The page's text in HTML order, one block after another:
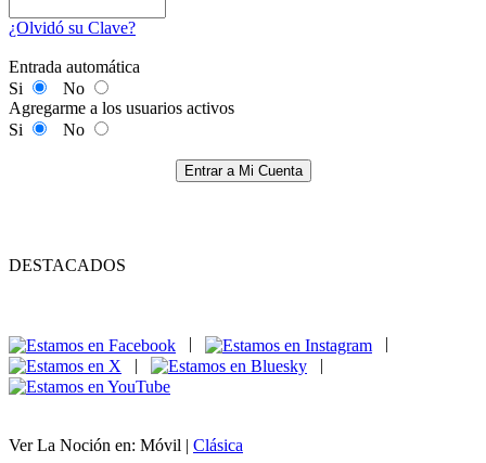
¿Olvidó su Clave?
Entrada automática
Si
No
Agregarme a los usuarios activos
Si
No
Entrar a Mi Cuenta
DESTACADOS
|
|
Ver La Noción en: Móvil | Clásica